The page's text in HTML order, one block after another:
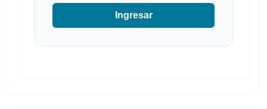
Ingresar